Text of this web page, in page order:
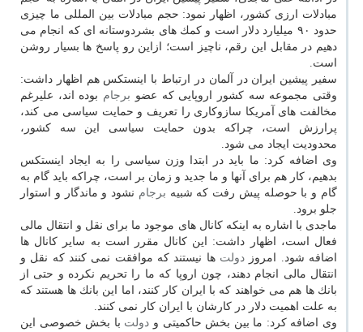
مبادلات ارزی كشور، اظهار نمود: حجم مبادلات بین المللی ما چیزی
حدود ۹۰ میلیارد دلار است و كمك های بشردوستانه ای كه انجام می
دهیم در مقابل این رقم، ناچیز است؛ ازاین رو پاسخ ها بسیار روشن
است.
سفیر پیشین ایران در آلمان در ارتباط با اینستكس هم اظهار داشت:
وقتی مجموعه سه كشور اروپایی كه عضو برجام بوده اند، علیرغم
مخالفت های آمریكا سازوكاری را تعریف و حمایت سیاسی می كند،
پرارزش است، چراكه بدون حمایت سیاسی این سه كشور،
محدودیت ایجاد می شود.
وی اضافه كرد: ما باید در ابتدا وزن سیاسی را به ایجاد اینستكس
بدهیم، كار هم برای آنها و ما جدید و زمان بر است، چراكه باید گام به
گام و با حوصله پیش رفت كه شبیه برجام نشود و ماندگار و استوار
جلو برود.
ماجدی با اشاره به اینكه كانال های موجود ما برای نقل و انتقال مالی
فعال است، اظهار داشت: این كانال مقرر است به سایر كانال ها
اضافه شود. امروز دولت ها نیستند كه موافقت نمی كنند كه نقل و
انتقال مالی انجام دهند، چون اروپا كه ما را تحریم نكرده و حتی از
بانك ها هم می خواهند كه با ایران كار كنند، اما این بانك ها هستند كه
به علت اهمیت دلار در كارشان با ایران كار نمی كنند.
وی اضافه كرد: ما بین بخش حاكمیتی و دولت با بخش خصوصی این